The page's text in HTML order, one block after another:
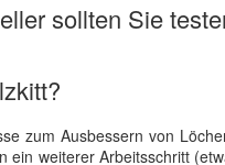
sollten Sie
zum Ausbessern von
weiterer Arbeitsschritt